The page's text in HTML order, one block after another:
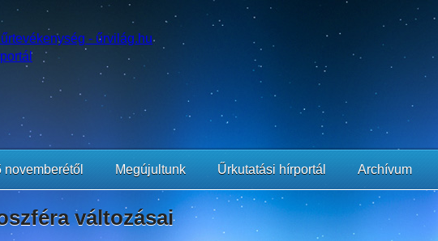
novemberétől Megújultunk Űrkutatási hírportál Archívum
változásai